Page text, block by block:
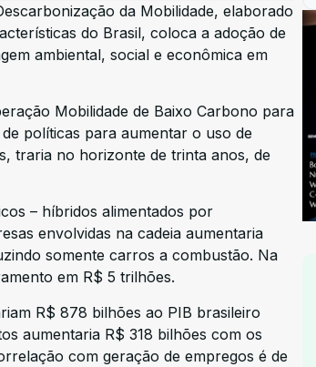
da Mobilidade, elaborado
do Brasil, coloca a adoção de
ambiental, social e econômica em
Mobilidade de Baixo Carbono para
políticas para aumentar o uso de
traria no horizonte de trinta anos, de
– híbridos alimentados por
envolvidas na cadeia aumentaria
somente carros a combustão. Na
em R$ 5 trilhões.
R$ 878 bilhões ao PIB brasileiro
aumentaria R$ 318 bilhões com os
com geração de empregos é de